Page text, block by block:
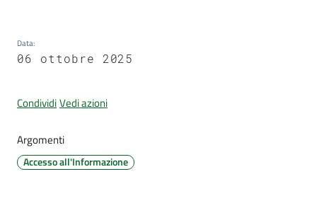
gli
argomenti...
su
Data:
06 ottobre 2025
CondividiVedi azioni
Argomenti
Accesso all'Informazione